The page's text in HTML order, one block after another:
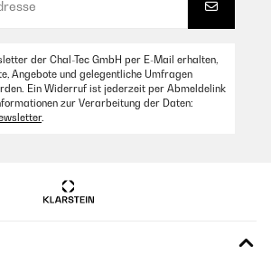
der Chal-Tec GmbH per E-Mail erhalten,
Angebote und gelegentliche Umfragen
Ein Widerruf ist jederzeit per Abmeldelink
zur Verarbeitung der Daten:
.